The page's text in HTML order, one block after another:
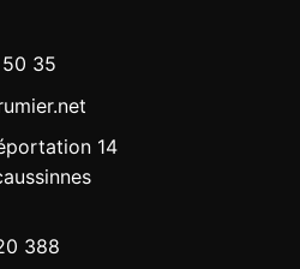
35
14
388